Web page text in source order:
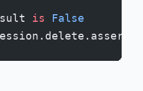
is False